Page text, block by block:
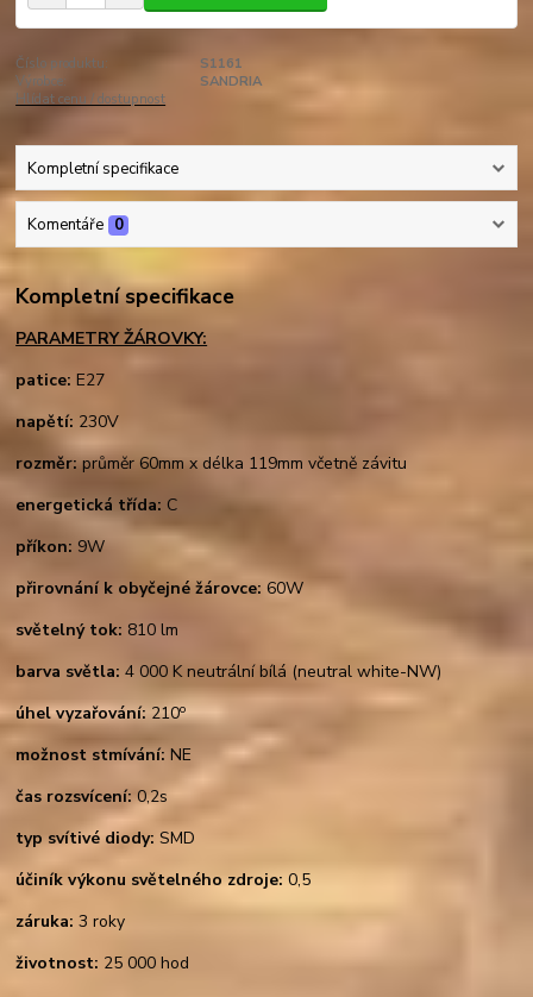
Číslo produktu:
S1161
Výrobce:
SANDRIA
Hlídat cenu / dostupnost
Kompletní specifikace
Komentáře 0
Kompletní specifikace
PARAMETRY ŽÁROVKY:
patice: E27
napětí: 230V
rozměr:průměr 60mm x délka 119mm včetně závitu
energetická třída: C
příkon: 9W
přirovnání k obyčejné žárovce: 60W
světelný tok: 810 lm
barva světla: 4 000 K neutrální bílá (neutral white-NW)
úhel vyzařování: 210o
možnost stmívání: NE
čas rozsvícení:0,2s
typ svítivé diody: SMD
účiník výkonu světelného zdroje: 0,5
záruka: 3 roky
životnost: 25 000 hod